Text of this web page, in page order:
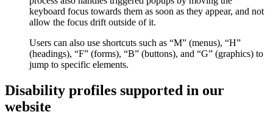
keyboard focus towards them as soon as they appear, and not
allow the focus drift outside of it.
Users can also use shortcuts such as “M” (menus), “H”
(headings), “F” (forms), “B” (buttons), and “G” (graphics) to
jump to specific elements.
Disability profiles supported in our
website